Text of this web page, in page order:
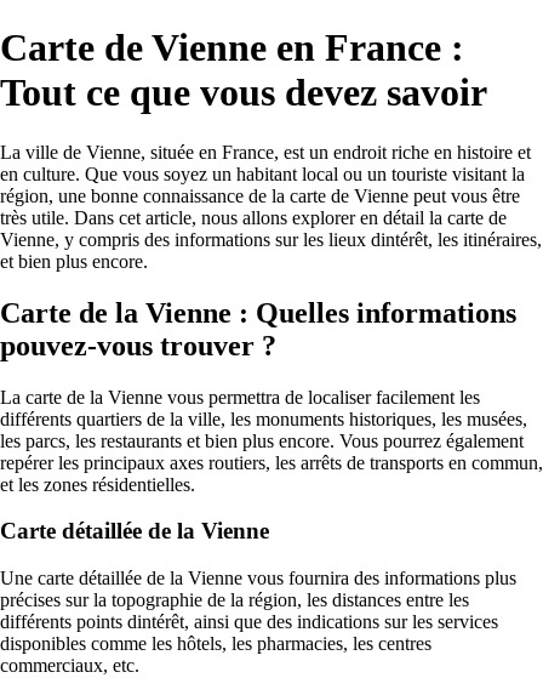
Carte de Vienne en France :
Tout ce que vous devez savoir
La ville de Vienne, située en France, est un endroit riche en histoire et
en culture. Que vous soyez un habitant local ou un touriste visitant la
région, une bonne connaissance de la carte de Vienne peut vous être
très utile. Dans cet article, nous allons explorer en détail la carte de
Vienne, y compris des informations sur les lieux dintérêt, les itinéraires,
et bien plus encore.
Carte de la Vienne : Quelles informations
pouvez-vous trouver ?
La carte de la Vienne vous permettra de localiser facilement les
différents quartiers de la ville, les monuments historiques, les musées,
les parcs, les restaurants et bien plus encore. Vous pourrez également
repérer les principaux axes routiers, les arrêts de transports en commun,
et les zones résidentielles.
Carte détaillée de la Vienne
Une carte détaillée de la Vienne vous fournira des informations plus
précises sur la topographie de la région, les distances entre les
différents points dintérêt, ainsi que des indications sur les services
disponibles comme les hôtels, les pharmacies, les centres
commerciaux, etc.